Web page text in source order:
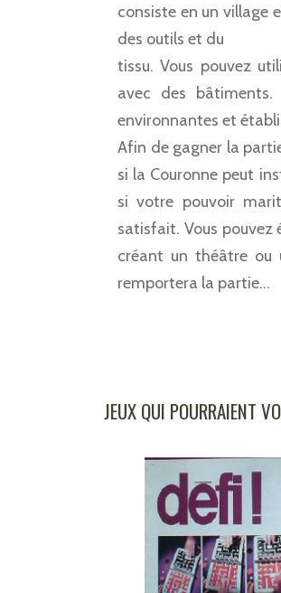
consiste en un village
des outils et du
tissu. Vous pouvez
avec des bâtiments.
environnantes et
Afin de gagner la
si la Couronne peut
si votre pouvoir
satisfait. Vous pouvez
créant un théâtre ou
remportera la partie…
JEUX QUI POURRAIENT